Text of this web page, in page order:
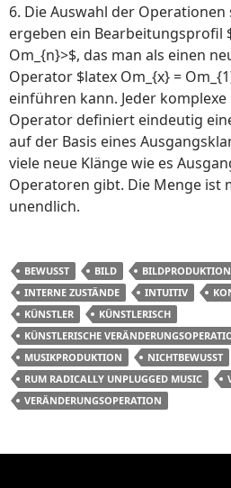
6. Die Auswahl der
ergeben ein Bearbeitungsprofil
Om_{n}>$, das man als einen
Operator $latex Om_{x} =
einführen kann. Jeder
Operator definiert eindeutig
auf der Basis eines
viele neue Klänge wie es
Operatoren gibt. Die Menge ist
unendlich.
BEWUSST BILD BILDPRODUKTION
INTERNE ZUSTÄNDE
INTUITIV
KÜNSTLER
KÜNSTLERISCH
KÜNSTLERISCHE
MUSIKPRODUKTION
NICHTBEWUSST
RUM RADICALLY UNPLUGGED MUSIC
VERÄNDERUNGSOPERATION